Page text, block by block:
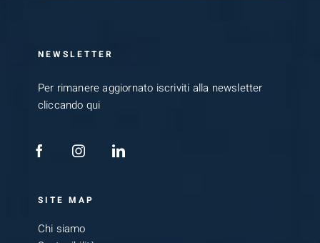
NEWSLETTER
Per rimanere aggiornato iscriviti alla newsletter
cliccando qui
SITE MAP
Chi siamo